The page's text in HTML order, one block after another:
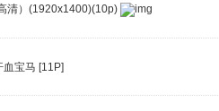
清）(1920x1400)(10p)
血宝马 [11P]